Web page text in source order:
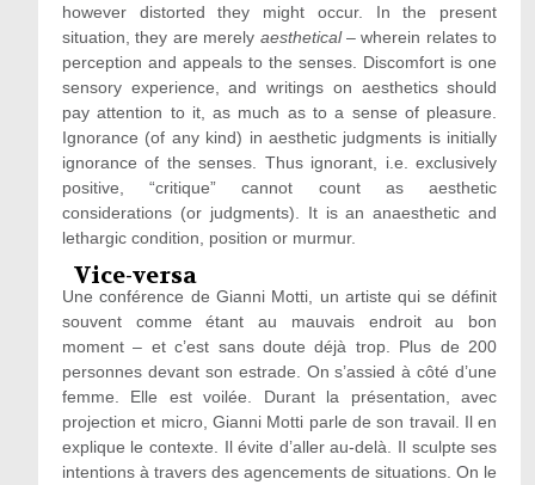
however distorted they might occur. In the present
situation, they are merely aesthetical– wherein relates to
perception and appeals to the senses. Discomfort is one
sensory experience, and writings on aesthetics should
pay attention to it, as much as to a sense of pleasure.
Ignorance (of any kind) in aesthetic judgments is initially
ignorance of the senses. Thus ignorant, i.e. exclusively
positive, “critique” cannot count as aesthetic
considerations (or judgments). It is an anaesthetic and
lethargic condition, position or murmur.
Vice-versa
Une conférence de Gianni Motti, un artiste qui se définit
souvent comme étant au mauvais endroit au bon
moment – et c’est sans doute déjà trop. Plus de 200
personnes devant son estrade. On s’assied à côté d’une
femme. Elle est voilée. Durant la présentation, avec
projection et micro, Gianni Motti parle de son travail. Il en
explique le contexte. Il évite d’aller au-delà. Il sculpte ses
intentions à travers des agencements de situations. On le